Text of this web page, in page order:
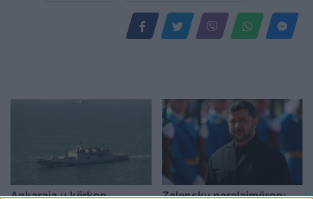
Ankaraja u kërkon Zelensky paralajmëron: